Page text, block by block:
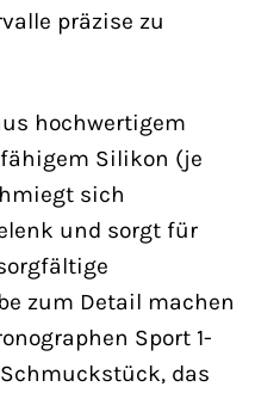
präzise zu
hochwertigem
Silikon (je
sich
und sorgt für
zum Detail machen
Sport 1-
Schmuckstück, das